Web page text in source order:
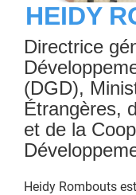
HEIDY
Directrice
(DGD),
Étrangères,
et de la
Heidy Rombouts